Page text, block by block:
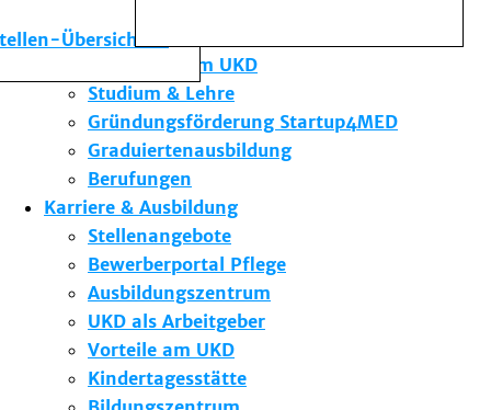
Übersicht
Die Institute des UKD
Forschung am UKD
Studium & Lehre
Gründungsförderung Startup4MED
Graduiertenausbildung
Berufungen
Karriere & Ausbildung
Stellenangebote
Bewerberportal Pflege
Ausbildungszentrum
UKD als Arbeitgeber
Vorteile am UKD
Kindertagesstätte